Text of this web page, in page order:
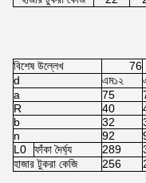
বিশেষ উল্লেখ 76
d
এম১২
a
75
R
40
b
32
n
92
L0
ফাঁকা দৈর্ঘ্য 289
হাজার টুকরা কেজি
256